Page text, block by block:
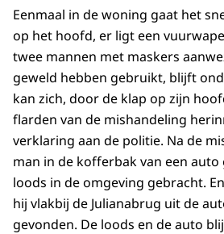
Eenmaal in de woning gaat het
op het hoofd, er ligt een
twee mannen met maskers
geweld hebben gebruikt, blijft
kan zich, door de klap op zijn
flarden van de mishandeling
verklaring aan de politie. Na de
man in de kofferbak van een
loods in de omgeving gebracht.
hij vlakbij de Julianabrug uit de
gevonden. De loods en de auto